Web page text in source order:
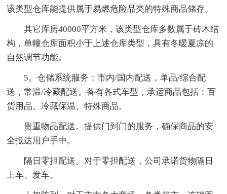
该类型仓库能提供属于易燃危险品类的特殊商品储存。
其它库房40000平方米，该类型仓库多数属于砖木结
构，单幢仓库面积小于上述仓库类型，具有冬暖夏凉的
自然调节功能。
5。仓储系统服务：市内/国内配送，单品/综合配
送，常温/冷藏配送。备有各式车型，承运商品包括：百
货用品、冷藏保温、特殊商品。
贵重物品配送。提供门到门的服务，确保商品的安
全抵达用户手中。
隔日零担配送。对于零担配送，公司承诺货物隔日
上车、发车。